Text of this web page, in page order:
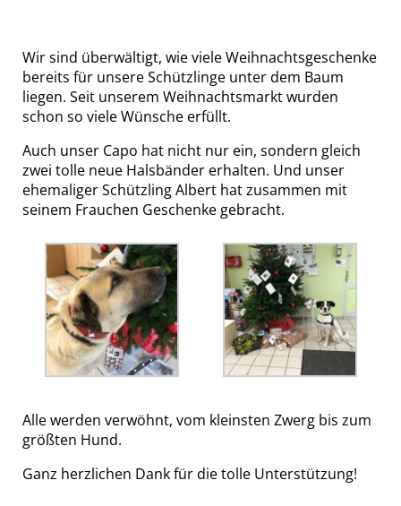
Wir sind überwältigt, wie viele Weihnachtsgeschenke
bereits für unsere Schützlinge unter dem Baum
liegen. Seit unserem Weihnachtsmarkt wurden
schon so viele Wünsche erfüllt.
Auch unser Capo hat nicht nur ein, sondern gleich
zwei tolle neue Halsbänder erhalten. Und unser
ehemaliger Schützling Albert hat zusammen mit
seinem Frauchen Geschenke gebracht.
Alle werden verwöhnt, vom kleinsten Zwerg bis zum
größten Hund.
Ganz herzlichen Dank für die tolle Unterstützung!